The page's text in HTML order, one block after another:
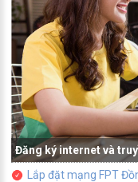
Đăng ký internet và
Lắp đặt mạng FPT